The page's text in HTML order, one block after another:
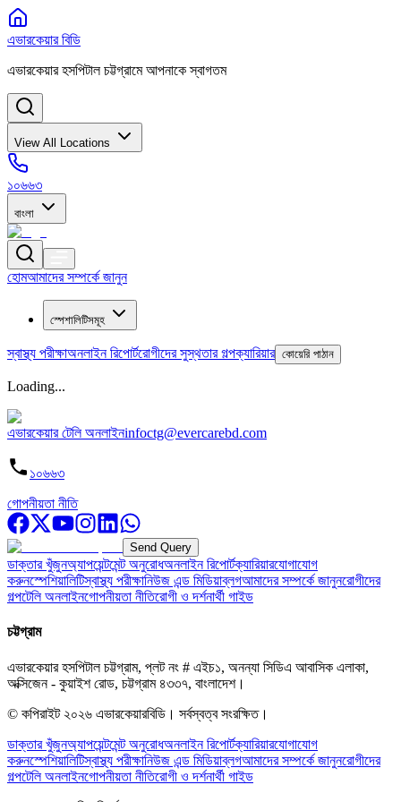
এভারকেয়ার বিডি
এভারকেয়ার হসপিটাল চট্টগ্রামে আপনাকে স্বাগতম
View All Locations
১০৬৬৩
বাংলা
হোমআমাদের সম্পর্কে জানুন
স্পেশালিটিসমূহ
স্বাস্থ্য পরীক্ষাঅনলাইন রিপোর্টরোগীদের সুস্থতার গল্পক্যারিয়ার কোয়েরি পাঠান
Loading...
এভারকেয়ার টেলি অনলাইনinfoctg@evercarebd.com
১০৬৬৩
গোপনীয়তা নীতি
Send Query
ডাক্তার খুঁজুনঅ্যাপয়েন্টমেন্ট অনুরোধঅনলাইন রিপোর্টক্যারিয়ারযোগাযোগ
করুনস্পেশিয়ালিটিস্বাস্থ্য পরীক্ষানিউজ এন্ড মিডিয়াব্লগআমাদের সম্পর্কে জানুনরোগীদের
গল্পটেলি অনলাইনগোপনীয়তা নীতিরোগী ও দর্শনার্থী গাইড
চট্টগ্রাম
এভারকেয়ার হসপিটাল চট্টগ্রাম, প্লট নং # এইচ১, অনন্যা সিডিএ আবাসিক এলাকা,
অক্সিজেন - কুয়াইশ রোড, চট্টগ্রাম ৪৩৩৭, বাংলাদেশ।
© কপিরাইট ২০২৬ এভারকেয়ারবিডি। সর্বস্বত্ব সংরক্ষিত।
ডাক্তার খুঁজুনঅ্যাপয়েন্টমেন্ট অনুরোধঅনলাইন রিপোর্টক্যারিয়ারযোগাযোগ
করুনস্পেশিয়ালিটিস্বাস্থ্য পরীক্ষানিউজ এন্ড মিডিয়াব্লগআমাদের সম্পর্কে জানুনরোগীদের
গল্পটেলি অনলাইনগোপনীয়তা নীতিরোগী ও দর্শনার্থী গাইড